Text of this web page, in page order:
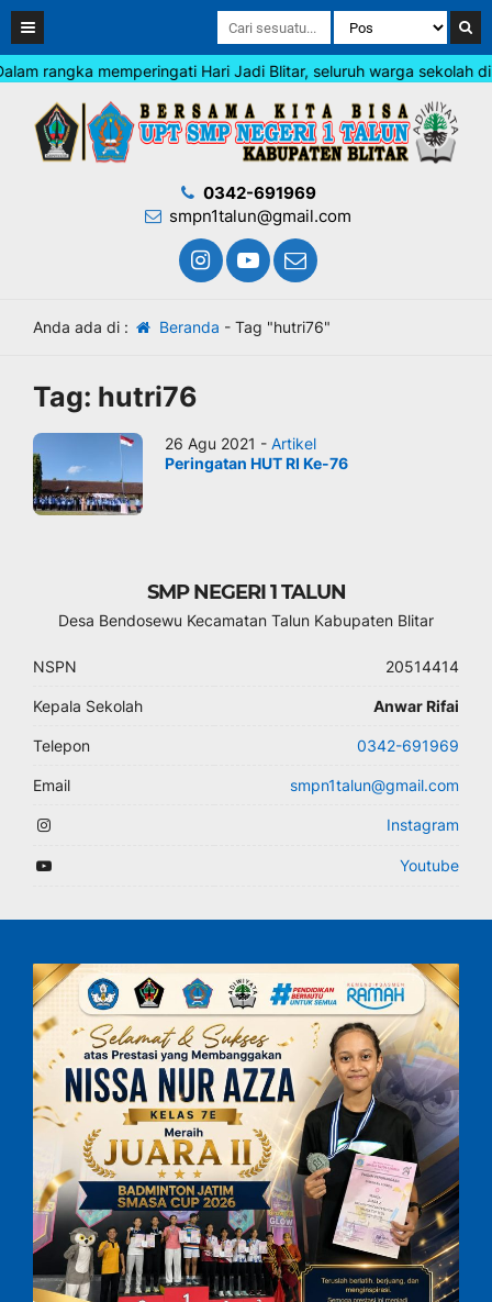
rangka memperingati Hari Jadi Blitar, seluruh warga sekolah
0342-691969
smpn1talun@gmail.com
Anda ada di : Beranda - Tag "hutri76"
Tag: hutri76
26 Agu 2021 - Artikel
Peringatan HUT RI Ke-76
SMP NEGERI 1 TALUN
Desa Bendosewu Kecamatan Talun Kabupaten Blitar
NSPN 20514414
Kepala Sekolah Anwar Rifai
Telepon 0342-691969
Email smpn1talun@gmail.com
Instagram
Youtube